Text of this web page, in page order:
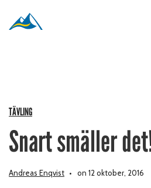
TÄVLING
Snart smäller
Andreas Enqvist on 12 oktober, 2016